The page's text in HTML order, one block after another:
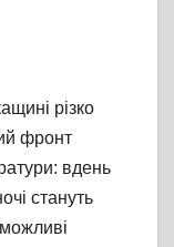
різко
фронт
вдень
стануть